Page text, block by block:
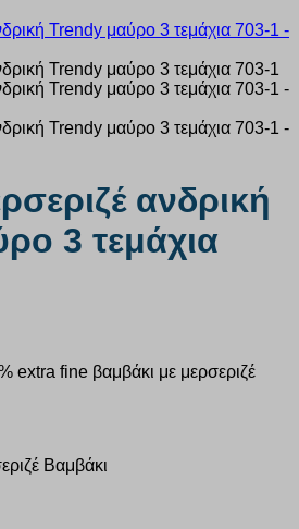
ανδρική
3 τεμάχια
extra fine βαμβάκι με μερσεριζέ
Βαμβάκι